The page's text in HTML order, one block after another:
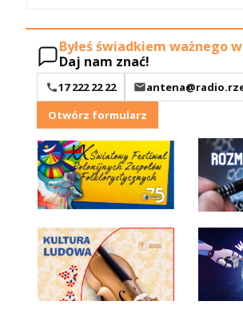
Byłeś świadkiem ważnego
Daj nam znać!
17 222 22 22
Otwórz formularz